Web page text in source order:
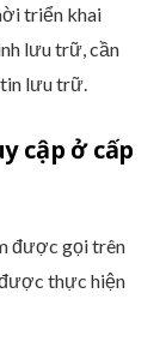
triển khai
lưu trữ, cần
lưu trữ.
cập ở cấp
được gọi trên
thực hiện